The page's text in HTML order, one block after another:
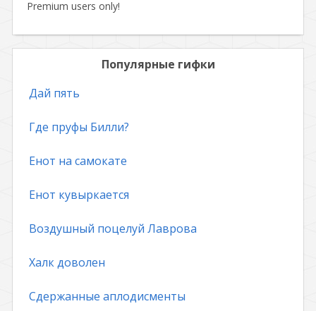
Premium users only!
Популярные гифки
Дай пять
Где пруфы Билли?
Енот на самокате
Енот кувыркается
Воздушный поцелуй Лаврова
Халк доволен
Сдержанные аплодисменты